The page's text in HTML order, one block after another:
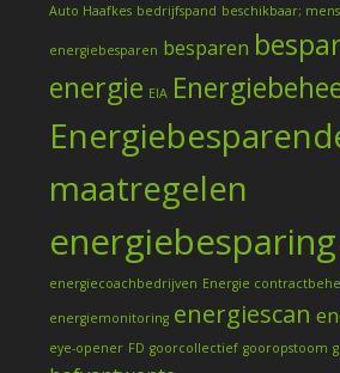
Auto Haafkes bedrijfspand beschikbaar;
energiebesparen besparen
energie EIA
maatregelen
energiebesparing
energiecoachbedrijven Energie
energiemonitoring energiescan
eye-opener FD goorcollectief gooropstoom